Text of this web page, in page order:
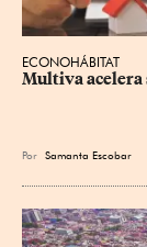
ECONOHÁBITAT
Multiva
Por Samanta Escobar